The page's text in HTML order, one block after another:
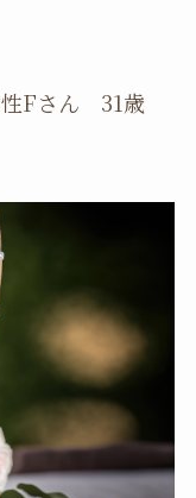
Fさん 31歳